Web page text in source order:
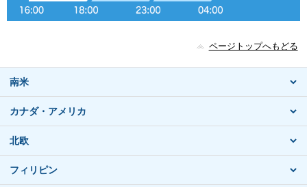
ページトップへもどる
南米
カナダ・アメリカ
北欧
フィリピン